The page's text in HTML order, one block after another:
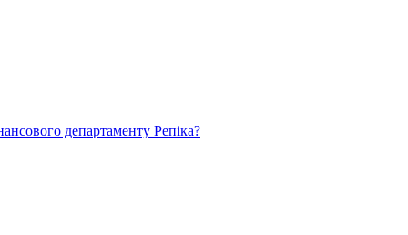
департаменту Репіка?